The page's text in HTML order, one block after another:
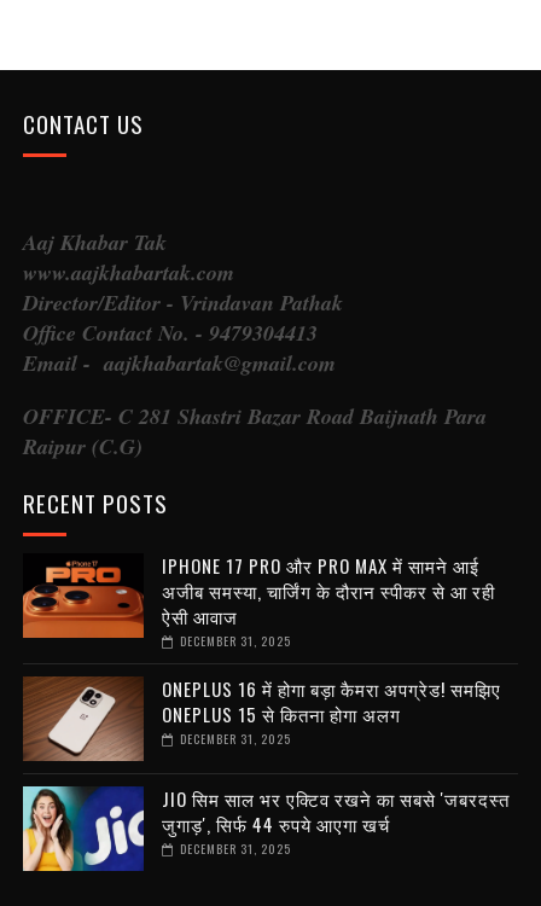
CONTACT US
Aaj Khabar Tak
www.aajkhabartak.com
Director/Editor - Vrindavan Pathak
Office Contact No. - 9479304413
Email - aajkhabartak@gmail.com
OFFICE- C 281 Shastri Bazar Road Baijnath Para
Raipur (C.G)
RECENT POSTS
IPHONE 17 PRO और PRO MAX में सामने आई
अजीब समस्या, चार्जिंग के दौरान स्पीकर से आ रही
ऐसी आवाज
DECEMBER 31, 2025
ONEPLUS 16 में होगा बड़ा कैमरा अपग्रेड! समझिए
ONEPLUS 15 से कितना होगा अलग
DECEMBER 31, 2025
JIO सिम साल भर एक्टिव रखने का सबसे 'जबरदस्त
जुगाड़', सिर्फ 44 रुपये आएगा खर्च
DECEMBER 31, 2025